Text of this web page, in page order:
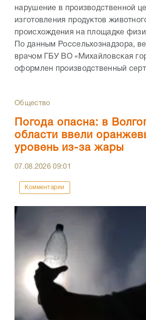
нарушение в производственной
изготовления продуктов
происхождения на площадке
По данным Россельхознадзора,
врачом ГБУ ВО «Михайловская
оформлен производственный
Общество
Погода опасна: в
области ввели
уровень из-за жары
07.08.202609:01
Комментарии